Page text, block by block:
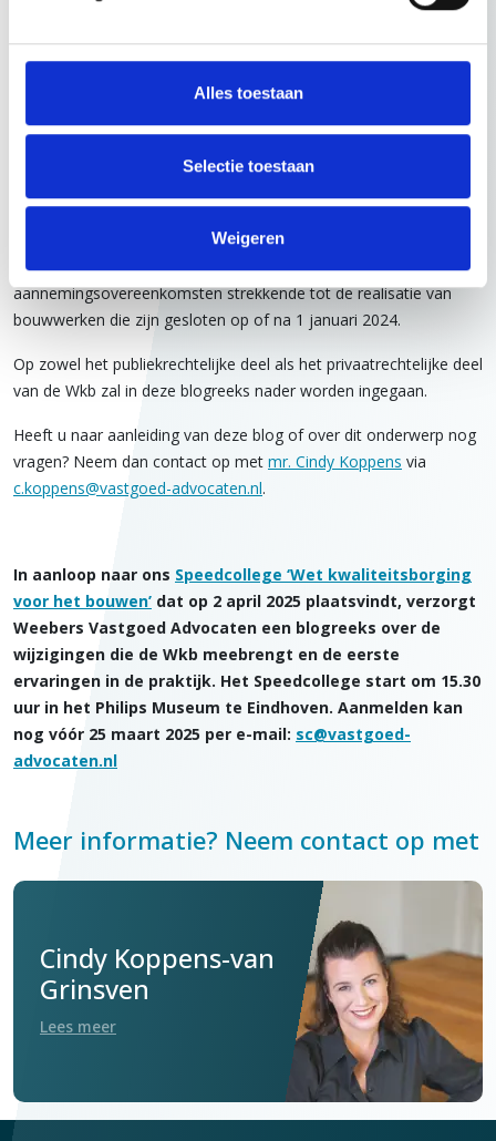
Alles toestaan
Selectie toestaan
Weigeren
worden met een melding aan de gemeente. Anderzijds heeft de
titel 12 van het Burgerlijk Wetboek (BW) voor de realisatie van
Het onderscheid tussen het publiekrechtelijke en
privaatrechtelijke deel van de Wkb is cruciaal voor een goed
(vooralsnog) namelijk enkel van toepassing op bouwwerken die
onder gevolgklasse 1 vallen. Het privaatrechtelijke deel van de
Wkb is echter breder van toepassing en geldt in beginsel vooralle
aannemingsovereenkomsten strekkende tot de realisatie van
bouwwerken die zijn gesloten op of na 1 januari 2024.
Op zowel het publiekrechtelijke deel als het privaatrechtelijke deel
van de Wkb zal in deze blogreeks nader worden ingegaan.
Heeft u naar aanleiding van deze blog of over dit onderwerp nog
vragen? Neem dan contact op met mr. Cindy Koppens via
c.koppens@vastgoed-advocaten.nl.
In aanloop naar ons Speedcollege ‘Wet kwaliteitsborging
voor het bouwen’ dat op 2 april 2025 plaatsvindt, verzorgt
Weebers Vastgoed Advocaten een blogreeks over de
wijzigingen die de Wkb meebrengt en de eerste
ervaringen in de praktijk. Het Speedcollege start om 15.30
uur in het Philips Museum te Eindhoven. Aanmelden kan
nog vóór 25 maart 2025 per e-mail: sc@vastgoed-
advocaten.nl
Meer informatie? Neem contact op met
Cindy Koppens-van
Grinsven
Lees meer